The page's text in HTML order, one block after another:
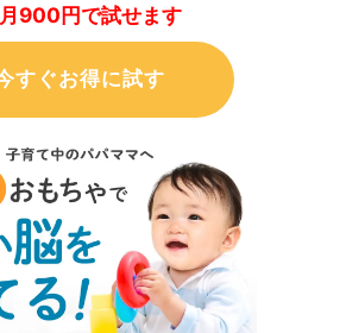
900円で試せます
すぐお得に試す